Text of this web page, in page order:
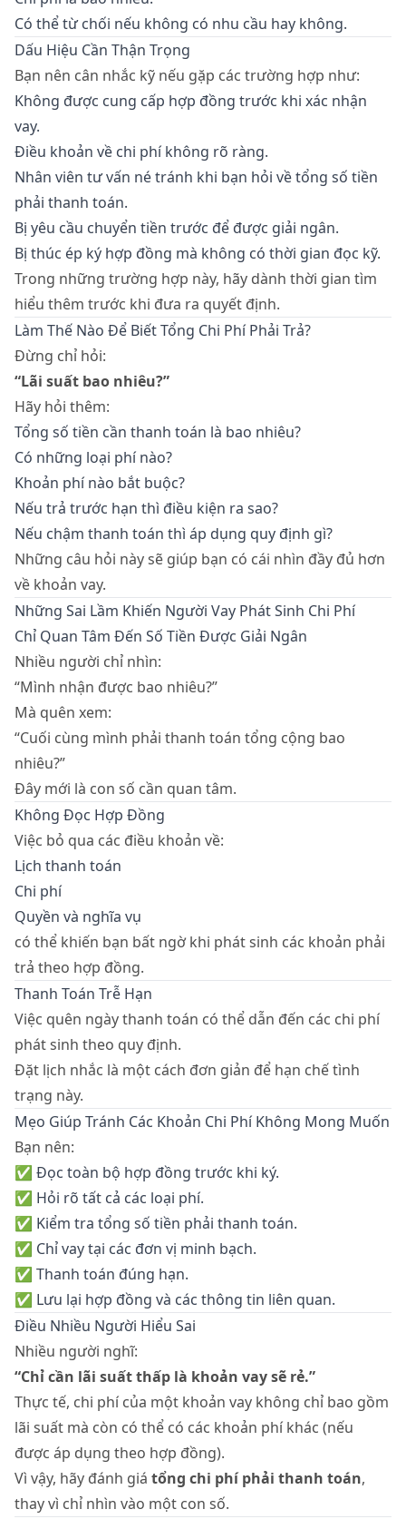
Có thể từ chối nếu không có nhu cầu hay không.
Dấu Hiệu Cần Thận Trọng
Bạn nên cân nhắc kỹ nếu gặp các trường hợp như:
Không được cung cấp hợp đồng trước khi xác nhận
vay.
Điều khoản về chi phí không rõ ràng.
Nhân viên tư vấn né tránh khi bạn hỏi về tổng số tiền
phải thanh toán.
Bị yêu cầu chuyển tiền trước để được giải ngân.
Bị thúc ép ký hợp đồng mà không có thời gian đọc kỹ.
Trong những trường hợp này, hãy dành thời gian tìm
hiểu thêm trước khi đưa ra quyết định.
Làm Thế Nào Để Biết Tổng Chi Phí Phải Trả?
Đừng chỉ hỏi:
“Lãi suất bao nhiêu?”
Hãy hỏi thêm:
Tổng số tiền cần thanh toán là bao nhiêu?
Có những loại phí nào?
Khoản phí nào bắt buộc?
Nếu trả trước hạn thì điều kiện ra sao?
Nếu chậm thanh toán thì áp dụng quy định gì?
Những câu hỏi này sẽ giúp bạn có cái nhìn đầy đủ hơn
về khoản vay.
Những Sai Lầm Khiến Người Vay Phát Sinh Chi Phí
Chỉ Quan Tâm Đến Số Tiền Được Giải Ngân
Nhiều người chỉ nhìn:
“Mình nhận được bao nhiêu?”
Mà quên xem:
“Cuối cùng mình phải thanh toán tổng cộng bao
nhiêu?”
Đây mới là con số cần quan tâm.
Không Đọc Hợp Đồng
Việc bỏ qua các điều khoản về:
Lịch thanh toán
Chi phí
Quyền và nghĩa vụ
có thể khiến bạn bất ngờ khi phát sinh các khoản phải
trả theo hợp đồng.
Thanh Toán Trễ Hạn
Việc quên ngày thanh toán có thể dẫn đến các chi phí
phát sinh theo quy định.
Đặt lịch nhắc là một cách đơn giản để hạn chế tình
trạng này.
Mẹo Giúp Tránh Các Khoản Chi Phí Không Mong Muốn
Bạn nên:
✅ Đọc toàn bộ hợp đồng trước khi ký.
✅ Hỏi rõ tất cả các loại phí.
✅ Kiểm tra tổng số tiền phải thanh toán.
✅ Chỉ vay tại các đơn vị minh bạch.
✅ Thanh toán đúng hạn.
✅ Lưu lại hợp đồng và các thông tin liên quan.
Điều Nhiều Người Hiểu Sai
Nhiều người nghĩ:
“Chỉ cần lãi suất thấp là khoản vay sẽ rẻ.”
Thực tế, chi phí của một khoản vay không chỉ bao gồm
lãi suất mà còn có thể có các khoản phí khác (nếu
được áp dụng theo hợp đồng).
Vì vậy, hãy đánh giá tổng chi phí phải thanh toán,
thay vì chỉ nhìn vào một con số.